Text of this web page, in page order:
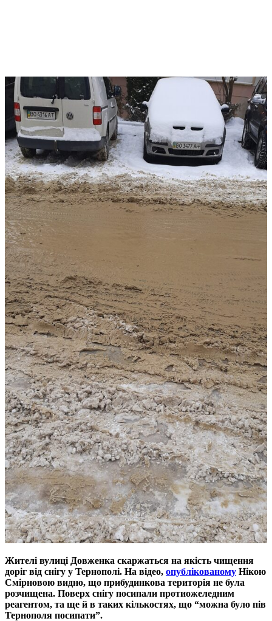
Жителі вулиці Довженка скаржаться на якість чищення
доріг від снігу у Тернополі. На відео, опублікованому Нікою
Смірновою видно, що прибудинкова територія не була
розчищена. Поверх снігу посипали протиожеледним
реагентом, та ще й в таких кількостях, що “можна було пів
Тернополя посипати”.